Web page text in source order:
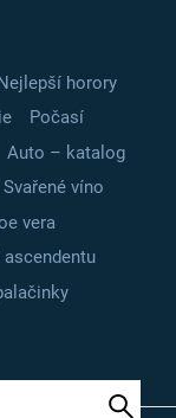
horory
Počasí
Auto – katalog
Svařené víno
vera